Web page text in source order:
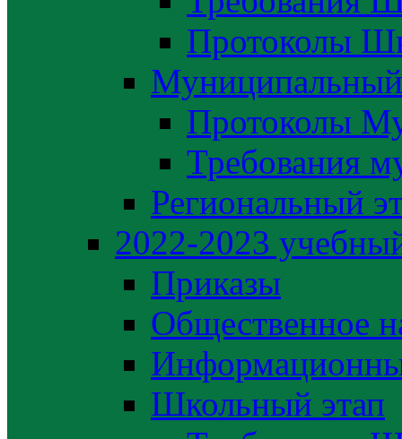
Протоколы
Муниципальный
Протоколы
Требования
Региональный
2022-2023
Приказы
Общественное
Школьный этап